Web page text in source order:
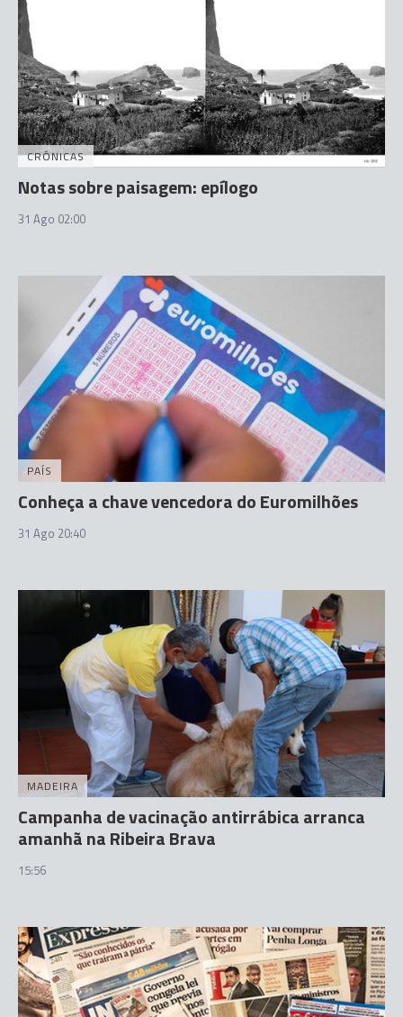
CRÓNICAS
Notas sobre paisagem: epílogo
31 Ago 02:00
PAÍS
Conheça a chave vencedora do Euromilhões
31 Ago 20:40
MADEIRA
Campanha de vacinação antirrábica arranca
amanhã na Ribeira Brava
15:56